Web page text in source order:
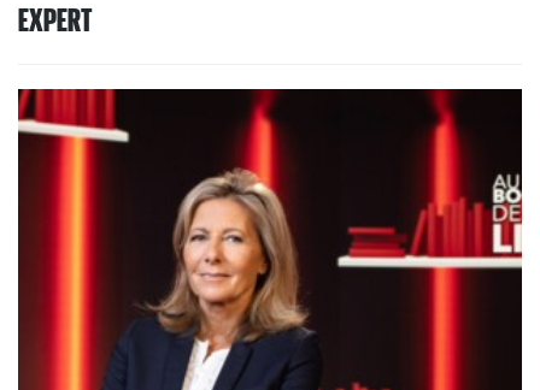
EXPERT